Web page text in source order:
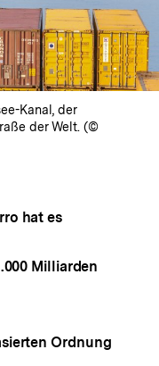
Kanal, der
der Welt. (©
hat es
Milliarden
Ordnung